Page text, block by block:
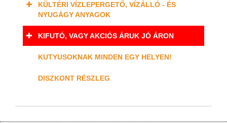
KÜLTÉRI VÍZLEPERGETŐ, VÍZÁLLÓ - ÉS
NYUGÁGY ANYAGOK
KIFUTÓ, VAGY AKCIÓS ÁRUK JÓ ÁRON
KUTYUSOKNAK MINDEN EGY HELYEN!
DISZKONT RÉSZLEG